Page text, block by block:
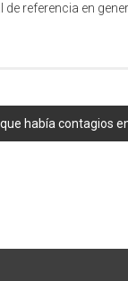
referencia en
había contagios